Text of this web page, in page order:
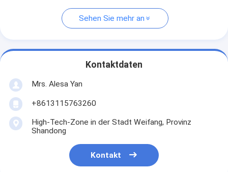
Sehen Sie mehr an
Kontaktdaten
Mrs. Alesa Yan
+8613115763260
High-Tech-Zone in der Stadt Weifang, Provinz
Shandong
Kontakt